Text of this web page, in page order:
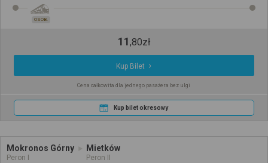
OSOB.
11,80zł
Kup Bilet
Cena całkowita dla jednego pasażera bez ulgi
Kup bilet okresowy
Mokronos Górny
Peron I
Mietków
Peron II